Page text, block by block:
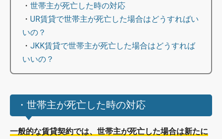
・世帯主が死亡した時の対応
・UR賃貸で世帯主が死亡した場合はどうすればい
いの？
・JKK賃貸で世帯主が死亡した場合はどうすれば
いいの？
・世帯主が死亡した時の対応
一般的な賃貸契約では、世帯主が死亡した場合は新たに